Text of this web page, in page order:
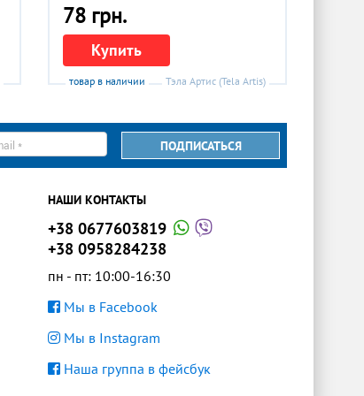
78 грн.
Купить
товар в наличии Тэла Артис (Tela Artis)
ПОДПИСАТЬСЯ
НАШИ КОНТАКТЫ
+38 0677603819
+38 0958284238
пн - пт: 10:00-16:30
Мы в Facebook
Мы в Instagram
Наша группа в фейсбук